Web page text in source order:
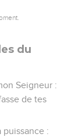
du
Seigneur :
de tes
puissance :